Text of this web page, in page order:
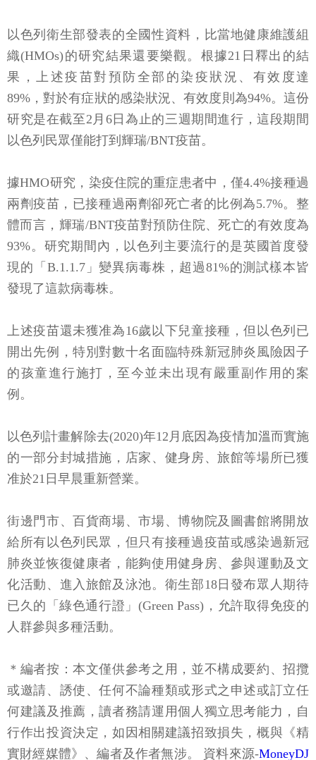
以色列衛生部發表的全國性資料，比當地健康維護組
織(HMOs)的研究結果還要樂觀。根據21日釋出的結
果，上述疫苗對預防全部的染疫狀況、有效度達
89%，對於有症狀的感染狀況、有效度則為94%。這份
研究是在截至2月6日為止的三週期間進行，這段期間
以色列民眾僅能打到輝瑞/BNT疫苗。
據HMO研究，染疫住院的重症患者中，僅4.4%接種過
兩劑疫苗，已接種過兩劑卻死亡者的比例為5.7%。整
體而言，輝瑞/BNT疫苗對預防住院、死亡的有效度為
93%。研究期間內，以色列主要流行的是英國首度發
現的「B.1.1.7」變異病毒株，超過81%的測試樣本皆
發現了這款病毒株。
上述疫苗還未獲准為16歲以下兒童接種，但以色列已
開出先例，特別對數十名面臨特殊新冠肺炎風險因子
的孩童進行施打，至今並未出現有嚴重副作用的案
例。
以色列計畫解除去(2020)年12月底因為疫情加溫而實施
的一部分封城措施，店家、健身房、旅館等場所已獲
准於21日早晨重新營業。
街邊門市、百貨商場、市場、博物院及圖書館將開放
給所有以色列民眾，但只有接種過疫苗或感染過新冠
肺炎並恢復健康者，能夠使用健身房、參與運動及文
化活動、進入旅館及泳池。衛生部18日發布眾人期待
已久的「綠色通行證」(Green Pass)，允許取得免疫的
人群參與多種活動。
＊編者按：本文僅供參考之用，並不構成要約、招攬
或邀請、誘使、任何不論種類或形式之申述或訂立任
何建議及推薦，讀者務請運用個人獨立思考能力，自
行作出投資決定，如因相關建議招致損失，概與《精
實財經媒體》、編者及作者無涉。 資料來源-MoneyDJ